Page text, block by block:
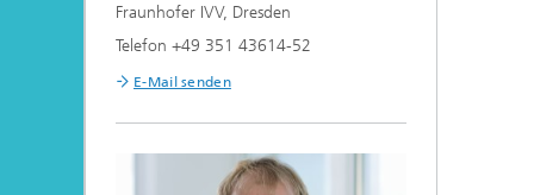
Fraunhofer IVV, Dresden
Telefon +49 351 43614-52
E-Mail senden